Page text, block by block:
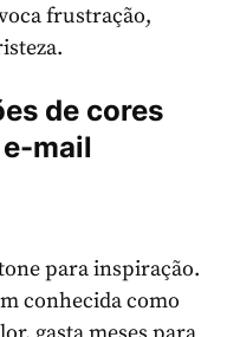
frustração,
de cores
mail
para inspiração.
conhecida como